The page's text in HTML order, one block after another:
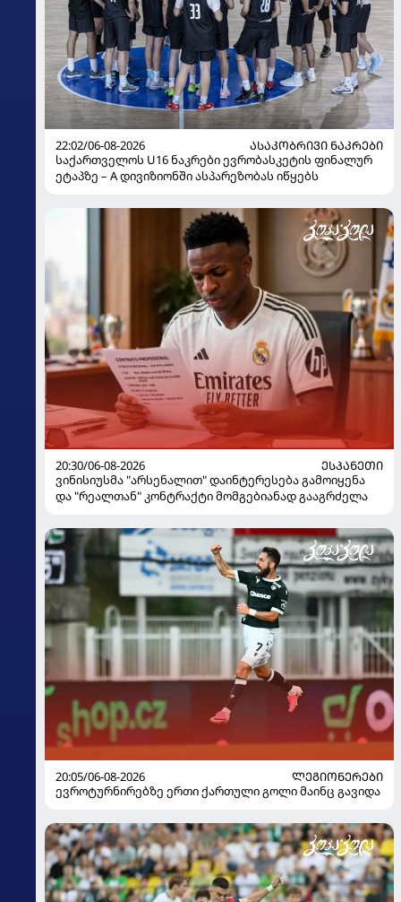
22:02/06-08-2026
ᲐᲡᲐᲙᲝᲑᲠᲘᲕᲘ ᲜᲐᲙᲠᲔᲑᲘ
საქართველოს U16 ნაკრები ევრობასკეტის ფინალურ
ეტაპზე – A დივიზიონში ასპარეზობას იწყებს
20:30/06-08-2026
ᲔᲡᲞᲐᲜᲔᲗᲘ
ვინისიუსმა "არსენალით" დაინტერესება გამოიყენა
და "რეალთან" კონტრაქტი მომგებიანად გააგრძელა
20:05/06-08-2026
ᲚᲔᲒᲘᲝᲜᲔᲠᲔᲑᲘ
ევროტურნირებზე ერთი ქართული გოლი მაინც გავიდა